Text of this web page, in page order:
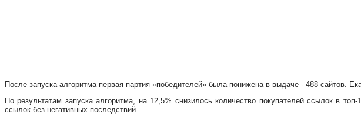
После запуска алгоритма первая партия «победителей» была понижена в выдаче - 488 сайтов.
По результатам запуска алгоритма, на 12,5% снизилось количество покупателей ссылок в
ссылок без негативных последствий.